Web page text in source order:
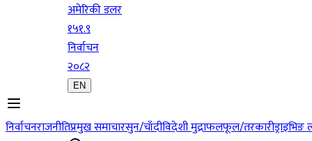
अमेरिकी डलर
१५१.९
निर्वाचन
२०८२
EN
निर्वाचनराजनीतिप्रमुख समाचारसुन/चाँदीविदेशी मुद्राफलफूल/तरकारी